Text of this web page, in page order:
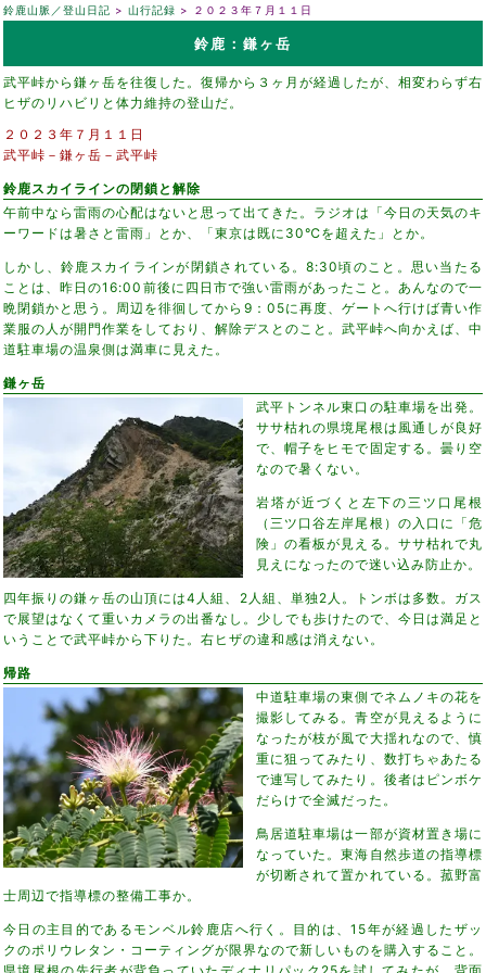
鈴鹿山脈／登山日記 山行記録 ２０２３年７月１１日
鈴鹿：鎌ヶ岳
武平峠から鎌ヶ岳を往復した。復帰から３ヶ月が経過したが、相変わらず右
ヒザのリハビリと体力維持の登山だ。
２０２３年７月１１日
武平峠－鎌ヶ岳－武平峠
鈴鹿スカイラインの閉鎖と解除
午前中なら雷雨の心配はないと思って出てきた。ラジオは「今日の天気のキ
ーワードは暑さと雷雨」とか、「東京は既に30℃を超えた」とか。
しかし、鈴鹿スカイラインが閉鎖されている。8:30頃のこと。思い当たる
ことは、昨日の16:00前後に四日市で強い雷雨があったこと。あんなので一
晩閉鎖かと思う。周辺を徘徊してから9：05に再度、ゲートへ行けば青い作
業服の人が開門作業をしており、解除デスとのこと。武平峠へ向かえば、中
道駐車場の温泉側は満車に見えた。
鎌ヶ岳
武平トンネル東口の駐車場を出発。
ササ枯れの県境尾根は風通しが良好
で、帽子をヒモで固定する。曇り空
なので暑くない。
岩塔が近づくと左下の三ツ口尾根
（三ツ口谷左岸尾根）の入口に「危
険」の看板が見える。ササ枯れで丸
見えになったので迷い込み防止か。
四年振りの鎌ヶ岳の山頂には4人組、2人組、単独2人。トンボは多数。ガス
で展望はなくて重いカメラの出番なし。少しでも歩けたので、今日は満足と
いうことで武平峠から下りた。右ヒザの違和感は消えない。
帰路
中道駐車場の東側でネムノキの花を
撮影してみる。青空が見えるように
なったが枝が風で大揺れなので、慎
重に狙ってみたり、数打ちゃあたる
で連写してみたり。後者はピンボケ
だらけで全滅だった。
鳥居道駐車場は一部が資材置き場に
なっていた。東海自然歩道の指導標
が切断されて置かれている。菰野富
士周辺で指導標の整備工事か。
今日の主目的であるモンベル鈴鹿店へ行く。目的は、15年が経過したザッ
クのポリウレタン・コーティングが限界なので新しいものを購入すること。